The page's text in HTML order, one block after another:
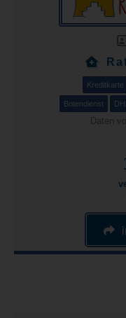
Kreditkarte
Botendienst DHL
Daten